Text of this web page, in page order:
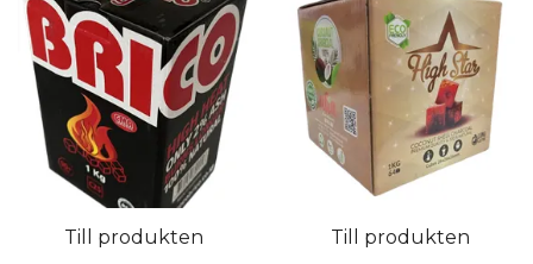
Till produkten Till produkten